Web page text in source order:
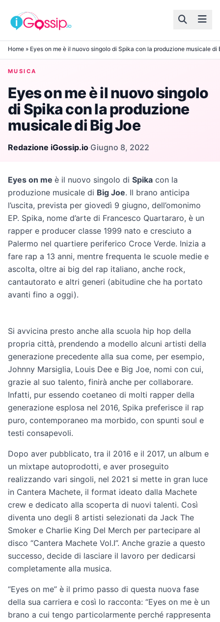
Skip to content
Home » Eyes on me è il nuovo singolo di Spika con la produzione musicale di
MUSICA
Eyes on me è il nuovo singolo
di Spika con la produzione
musicale di Big Joe
Redazione iGossip.io·Giugno 8, 2022
Eyes on me è il nuovo singolo di Spika con la
produzione musicale di Big Joe. Il brano anticipa
l’uscita, prevista per giovedì 9 giugno, dell’omonimo
EP. Spika, nome d’arte di Francesco Quartararo, è un
rapper e producer classe 1999 nato e cresciuto a
Palermo nel quartiere periferico Croce Verde. Inizia a
fare rap a 13 anni, mentre frequenta le scuole medie e
ascolta, oltre ai big del rap italiano, anche rock,
cantautorato e altri generi (abitudine che ha portato
avanti fino a oggi).
Si avvicina presto anche alla scuola hip hop della
propria città, prendendo a modello alcuni artisti della
generazione precedente alla sua come, per esempio,
Johnny Marsiglia, Louis Dee e Big Joe, nomi con cui,
grazie al suo talento, finirà anche per collaborare.
Infatti, pur essendo coetaneo di molti rapper della
generazione esplosa nel 2016, Spika preferisce il rap
puro, contemporaneo ma morbido, con spunti soul e
testi consapevoli.
Dopo aver pubblicato, tra il 2016 e il 2017, un album e
un mixtape autoprodotti, e aver proseguito
realizzando vari singoli, nel 2021 si mette in gran luce
in Cantera Machete, il format ideato dalla Machete
crew e dedicato alla scoperta di nuovi talenti. Così
diventa uno degli 8 artisti selezionati da Jack The
Smoker e Charlie King Del Merch per partecipare al
disco “Cantera Machete Vol.I”. Anche grazie a questo
successo, decide di lasciare il lavoro per dedicarsi
completamente alla musica.
“Eyes on me” è il primo passo di questa nuova fase
della sua carriera e così lo racconta: “Eyes on me è un
brano a cui tengo particolarmente perché rappresenta